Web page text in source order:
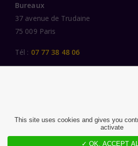
Bureaux
37 avenue de Trudaine
75 009 Paris
Tél : 07 77 38 48 06
DES FEMMES ET DES HOMMES
This site uses cookies and gives you
activate
✓ OK, ACCEPT